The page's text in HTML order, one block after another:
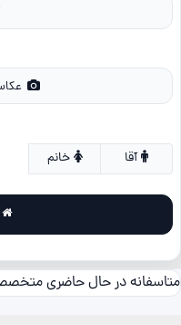
خانم
متاسفانه در حال حاضری